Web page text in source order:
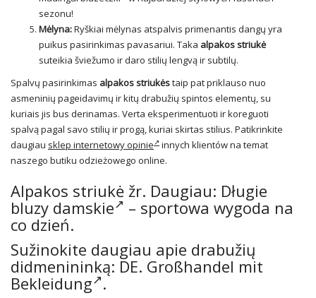
sezonu!
Mėlyna:Ryškiai mėlynas atspalvis primenantis dangų yra
puikus pasirinkimas pavasariui. Taka alpakos striukė
suteikia šviežumo ir daro stilių lengvą ir subtilų.
Spalvų pasirinkimas alpakos striukėstaip pat priklauso nuo
asmeninių pageidavimų ir kitų drabužių spintos elementų, su
kuriais jis bus derinamas. Verta eksperimentuoti ir koreguoti
spalvą pagal savo stilių ir progą, kuriai skirtas stilius. Patikrinkite
daugiau sklep internetowy opinie
innych klientów na temat
naszego butiku odzieżowego online.
Alpakos striukė žr. Daugiau: Długie
bluzy damskie
– sportowa wygoda na
co dzień.
Sužinokite daugiau apie drabužių
didmenininką: DE. Großhandel mit
Bekleidung .